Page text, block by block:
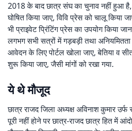
2018 के बाद छात्र संघ का चुनाव नहीं हुआ
घोषित किया जाए, विवि प्रेस को चालू किया
भी प्राइवेट प्रिंटिंग प्रेस का उपयोग किया
लगभग सभी सत्रों में गड़बड़ी तथा
आवेदन के लिए पोर्टल खोला जाए, बेतिया व
शुरू किया जाए, जैसी मांगों को रखा गया.
ये थे मौजूद
छात्र राजद जिला अध्यक्ष अविनाश कुमार उर्फ
पूरी नहीं होने पर छात्र-राजद छात्र हित में